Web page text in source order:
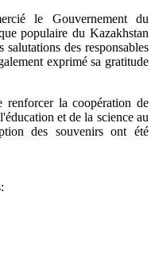
le Gouvernement du
populaire du Kazakhstan
des responsables
exprimé sa gratitude
renforcer la coopération de
et de la science au
des souvenirs ont été